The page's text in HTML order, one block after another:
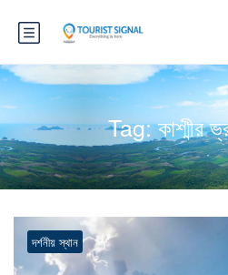
Tag:কাশ্মীর
দর্শনীয় স্থান